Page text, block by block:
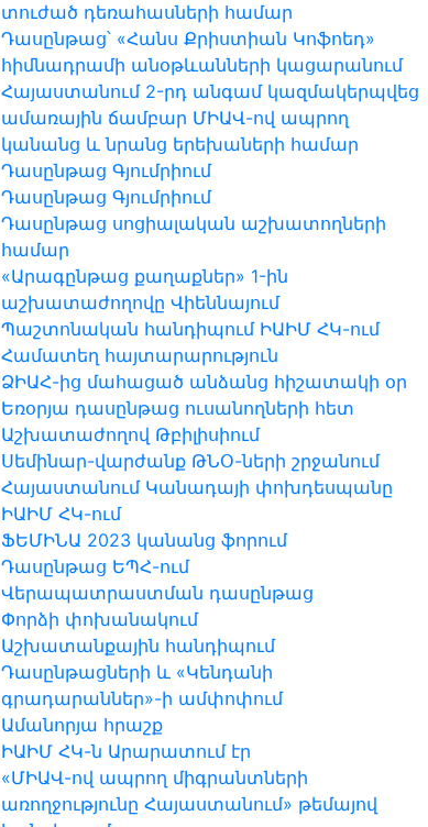
տուժած դեռահասների համար
Դասընթաց՝ «Հանս Քրիստիան Կոֆոեդ»
հիմնադրամի անօթևանների կացարանում
Հայաստանում 2-րդ անգամ կազմակերպվեց
ամառային ճամբար ՄԻԱՎ-ով ապրող
կանանց և նրանց երեխաների համար
Դասընթաց Գյումրիում
Դասընթաց Գյումրիում
Դասընթաց սոցիալական աշխատողների
համար
«Արագընթաց քաղաքներ» 1-ին
աշխատաժողովը Վիեննայում
Պաշտոնական հանդիպում ԻԱԻՄ ՀԿ-ում
Համատեղ հայտարարություն
ՁԻԱՀ-ից մահացած անձանց հիշատակի օր
Եռօրյա դասընթաց ուսանողների հետ
Աշխատաժողով Թբիլիսիում
Սեմինար-վարժանք ԹՆՕ-ների շրջանում
Հայաստանում Կանադայի փոխդեսպանը
ԻԱԻՄ ՀԿ-ում
ՖԵՄԻՆԱ 2023 կանանց ֆորում
Դասընթաց ԵՊՀ-ում
Վերապատրաստման դասընթաց
Փորձի փոխանակում
Աշխատանքային հանդիպում
Դասընթացների և «Կենդանի
գրադարաններ»-ի ամփոփում
Ամանորյա հրաշք
ԻԱԻՄ ՀԿ-ն Արարատում էր
«ՄԻԱՎ-ով ապրող միգրանտների
առողջությունը Հայաստանում» թեմայով